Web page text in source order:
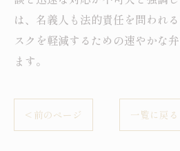
は、名義人も法的責任を問われ
スクを軽減するための速やかな
ます。
< 前のページ 一覧に戻る